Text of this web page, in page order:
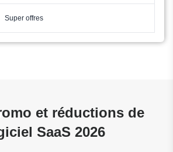
Super offres
et réductions de
SaaS 2026